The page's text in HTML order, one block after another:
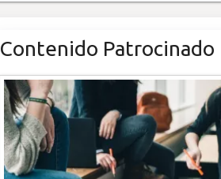
Contenido Patrocinado